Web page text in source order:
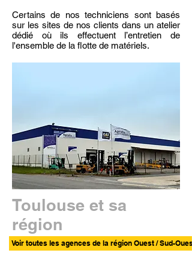
Certains de nos techniciens sont basés
sur les sites de nos clients dans un atelier
dédié où ils effectuent l’entretien de
l'ensemble de la flotte de matériels.
Toulouse et sa
région
Voir toutes les agences de la région Ouest / Sud-Ouest